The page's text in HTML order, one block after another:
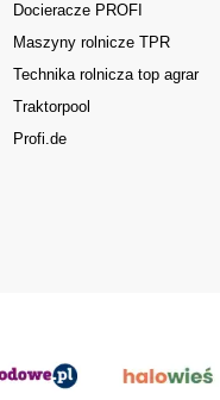
Docieracze PROFI
Maszyny rolnicze TPR
Technika rolnicza top agrar
Traktorpool
Profi.de